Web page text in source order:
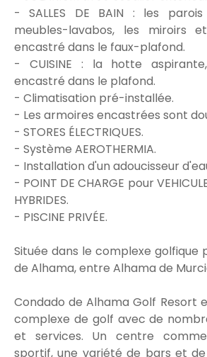
- SALLES DE BAIN : les
meubles-lavabos, les miroirs
encastré dans le faux-plafond.
- CUISINE : la hotte
encastré dans le plafond.
- Climatisation pré-installée.
- Les armoires encastrées sont
- STORES ÉLECTRIQUES.
- Système AEROTHERMIA.
- Installation d'un adoucisseur
- POINT DE CHARGE pour
HYBRIDES.
- PISCINE PRIVÉE.
Située dans le complexe golfique
de Alhama, entre Alhama de
Condado de Alhama Golf Resort
complexe de golf avec de
et services. Un centre
sportif, une variété de bars et